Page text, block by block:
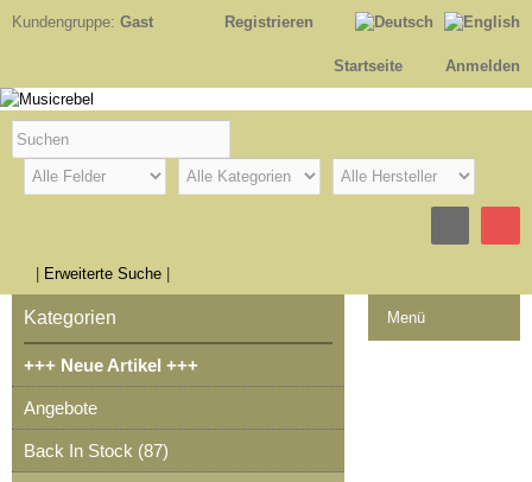
Kundengruppe: Gast Registrieren
Anmelden
Startseite
Erweiterte Suche
Menü
Kategorien
+++ Neue Artikel +++
Angebote
Back In Stock (87)